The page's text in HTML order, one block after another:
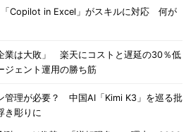
「Copilot in Excel」がスキルに対応 何が
業は大敗」 楽天にコストと遅延の30％低
ジェント運用の勝ち筋
管理が必要？ 中国AI「Kimi K3」を巡る批
き彫りに